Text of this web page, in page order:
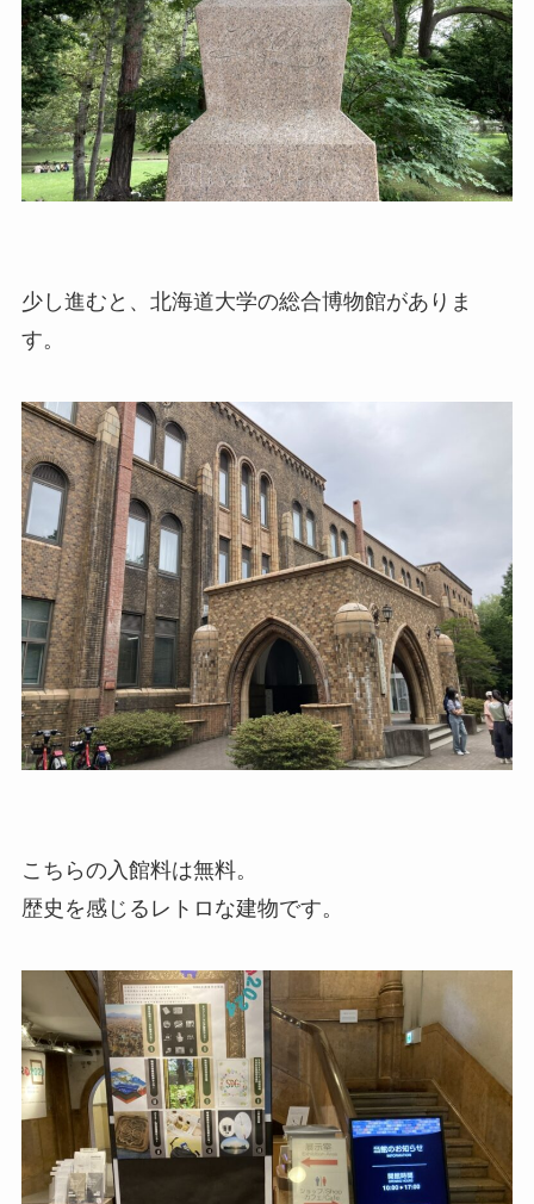
少し進むと、北海道大学の総合博物館がありま
す。
こちらの入館料は無料。
歴史を感じるレトロな建物です。